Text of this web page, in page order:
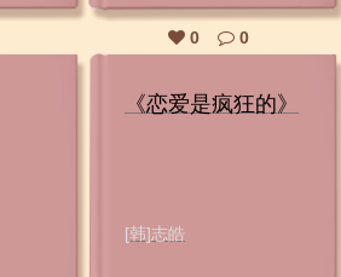
0 0
《恋爱是疯狂的》
[韩]志皓